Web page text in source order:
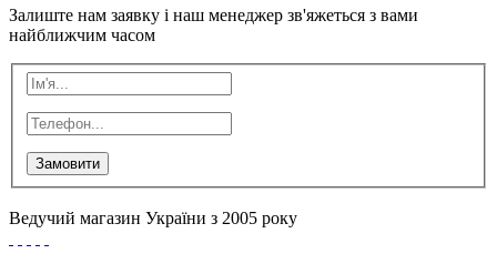
Залиште нам заявку і наш менеджер зв'яжеться з вами
найближчим часом
Замовити
Ведучий магазин України з 2005 року